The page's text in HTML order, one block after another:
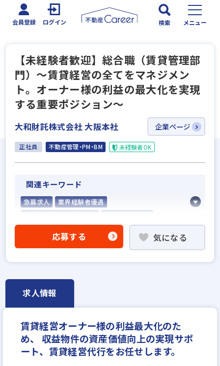
会員登録 ログイン 検索 メニュー
【未経験者歓迎】総合職（賃貸管理部
門）～賃貸経営の全てをマネジメン
ト。オーナー様の利益の最大化を実現
する重要ポジション～
大和財託株式会社 大阪本社 企業ページ
正社員 不動産管理・PM・BM 未経験者OK
関連キーワード
急募求人
業界経験者優遇
成果給が充実
固定給25万円以上
学歴不問
社宅・家賃補助あり
年間休日120日以上
応募する 気になる
求人情報
賃貸経営オーナー様の利益最大化のた
め、 収益物件の資産価値向上の実現サポ
ート、賃貸経営代行をお任せします。